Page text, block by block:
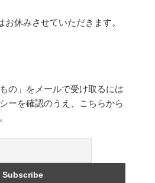
休みさせていただきます。
の」をメールで受け取るには
ーを確認のうえ、こちらから